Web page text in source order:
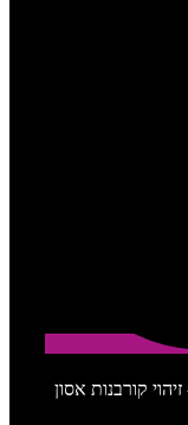
קורבנות אסון